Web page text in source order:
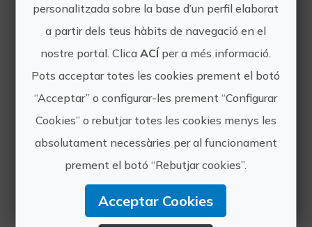
Parc Natural Riu Túria, és un espai
amb vegetació mediterrània
composta per pineda, carrasca i bosc
personalitzada sobre la base d’un perfil elaborat
a partir dels teus hàbits de navegació en el
nostre portal. ClicaACÍper a més informació.
Pots acceptar totes les cookies prement el botó
“Acceptar” o configurar-les prement “Configurar
Cookies” o rebutjar totes les cookies menys les
absolutament necessàries per al funcionament
prement el botó “Rebutjar cookies”.
Acceptar Cookies